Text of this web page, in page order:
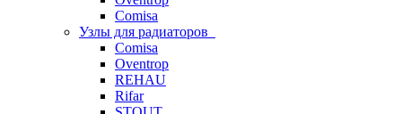
Comisa
Узлы для радиаторов
Comisa
Oventrop
REHAU
Rifar